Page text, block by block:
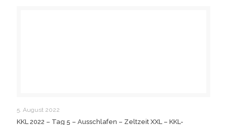
5. August 2022
KKL 2022 – Tag 5 – Ausschlafen – Zeltzeit XXL – KKL-